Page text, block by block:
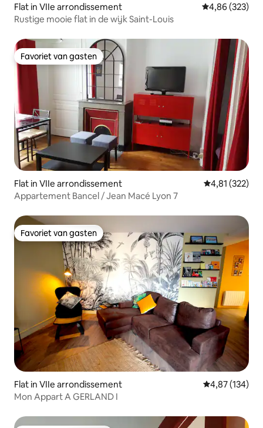
Flat in VIIe arrondissement Gemiddelde
4,86 (323)
Rustige mooie flat in de wijk Saint-Louis
Favoriet van gasten
Favoriet van gasten
Flat in VIIe arrondissement Gemiddelde
4,81 (322)
Appartement Bancel / Jean Macé Lyon 7
Favoriet van gasten
Favoriet van gasten
Flat in VIIe arrondissement Gemiddelde
4,87 (134)
Mon Appart A GERLAND I